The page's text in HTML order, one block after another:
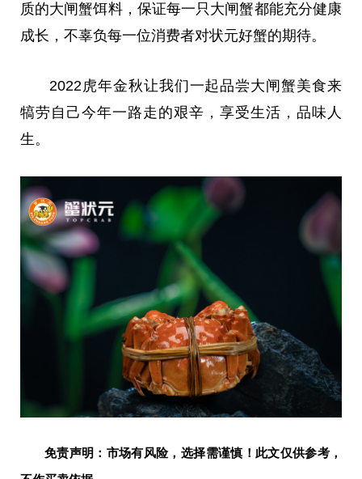
质的大闸蟹饵料，保证每一只大闸蟹都能充分健康
成长，不辜负每一位消费者对状元好蟹的期待。
2022虎年金秋让我们一起品尝大闸蟹美食来
犒劳自己今年一路走的艰辛，享受生活，品味人
生。
免责声明：市场有风险，选择需谨慎！此文仅供参考，